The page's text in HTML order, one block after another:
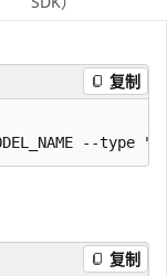
复制
复制